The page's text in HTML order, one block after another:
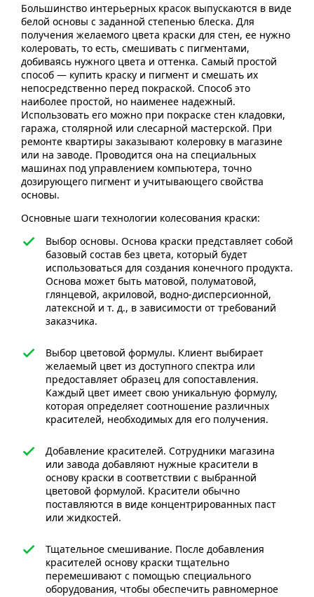
Большинство интерьерных красок выпускаются в виде
белой основы с заданной степенью блеска. Для
получения желаемого цвета краски для стен, ее нужно
колеровать, то есть, смешивать с пигментами,
добиваясь нужного цвета и оттенка. Самый простой
способ — купить краску и пигмент и смешать их
непосредственно перед покраской. Способ это
наиболее простой, но наименее надежный.
Использовать его можно при покраске стен кладовки,
гаража, столярной или слесарной мастерской. При
ремонте квартиры заказывают колеровку в магазине
или на заводе. Проводится она на специальных
машинах под управлением компьютера, точно
дозирующего пигмент и учитывающего свойства
основы.
Основные шаги технологии колесования краски:
Выбор основы. Основа краски представляет собой
базовый состав без цвета, который будет
использоваться для создания конечного продукта.
Основа может быть матовой, полуматовой,
глянцевой, акриловой, водно-дисперсионной,
латексной и т. д., в зависимости от требований
заказчика.
Выбор цветовой формулы. Клиент выбирает
желаемый цвет из доступного спектра или
предоставляет образец для сопоставления.
Каждый цвет имеет свою уникальную формулу,
которая определяет соотношение различных
красителей, необходимых для его получения.
Добавление красителей. Сотрудники магазина
или завода добавляют нужные красители в
основу краски в соответствии с выбранной
цветовой формулой. Красители обычно
поставляются в виде концентрированных паст
или жидкостей.
Тщательное смешивание. После добавления
красителей основу краски тщательно
перемешивают с помощью специального
оборудования, чтобы обеспечить равномерное